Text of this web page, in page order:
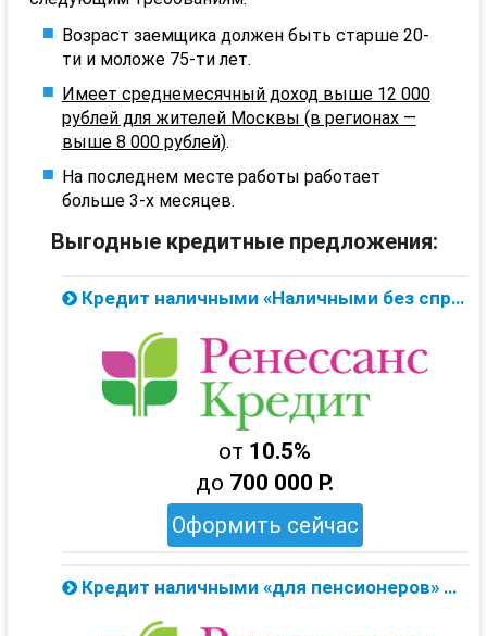
Возраст заемщика должен быть старше 20-
ти и моложе 75-ти лет.
Имеет среднемесячный доход выше 12 000
рублей для жителей Москвы (в регионах —
выше 8 000 рублей).
На последнем месте работы работает
больше 3-х месяцев.
Выгодные кредитные предложения:
Кредит наличными «Наличными без справок» за 1 час от Ренессанс Банка — онлайн заявка
от 10.5%
до 700 000 Р.
Оформить сейчас
Кредит наличными «для пенсионеров» до 200 тыс. от Ренессанс Банка — онлайн заявка